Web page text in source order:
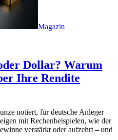
Magazin
Dollar? Warum
Ihre Rendite
notiert, für deutsche Anleger
mit Rechenbeispielen, wie der
verstärkt oder aufzehrt – und